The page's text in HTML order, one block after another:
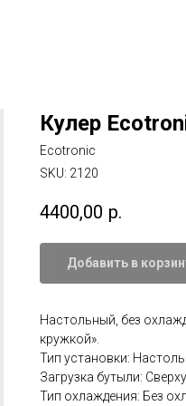
Кулер
Ecotronic
SKU: 2120
4400,00 р.
Добавить в
Настольный, без
кружкой».
Тип установки:
Загрузка бутыли: Сверху
Тип охлаждения: Без